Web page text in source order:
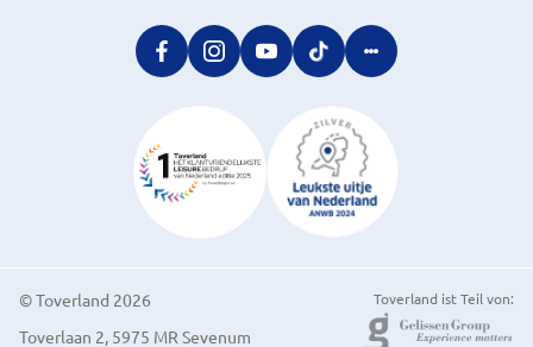
© Toverland 2026
Toverlaan 2, 5975 MR Sevenum
Toverland ist Teil von: